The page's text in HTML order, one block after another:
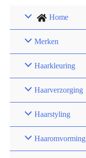
Home
Merken
Haarkleuring
Haarverzorging
Haarstyling
Haaromvorming